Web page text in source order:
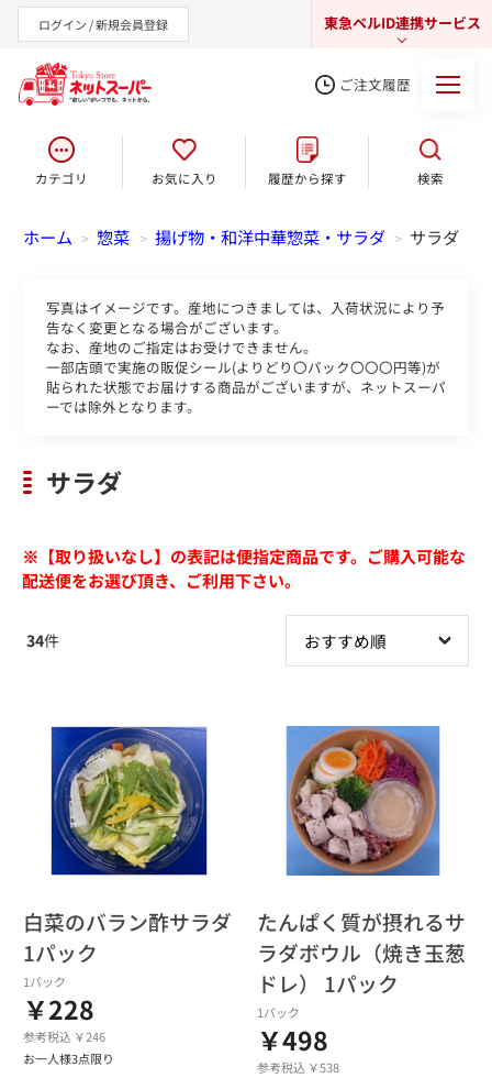
ログイン / 新規会員登録 東急ベルID連携サービス
東急オンラインショップ
ご注文履歴
カテゴリ お気に入り 履歴から探す 検索
ホーム > 惣菜 > 揚げ物・和洋中華惣菜・サラダ > サラダ
写真はイメージです。産地につきましては、入荷状況により予
告なく変更となる場合がございます。
なお、産地のご指定はお受けできません。
一部店頭で実施の販促シール(よりどり〇パック〇〇〇円等)が
貼られた状態でお届けする商品がございますが、ネットスーパ
ーでは除外となります。
サラダ
※【取り扱いなし】の表記は便指定商品です。ご購入可能な
配送便をお選び頂き、ご利用下さい。
34件
白菜のバラン酢サラダ
1パック
1パック
￥228
参考税込 ￥246
お一人様3点限り
たんぱく質が摂れるサ
ラダボウル（焼き玉葱
ドレ） 1パック
1パック
￥498
参考税込 ￥538